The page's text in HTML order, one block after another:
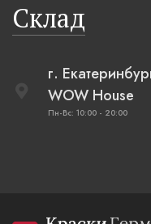
Склад
г.
WOW House
Пн-Вс: 10:00 - 20:00